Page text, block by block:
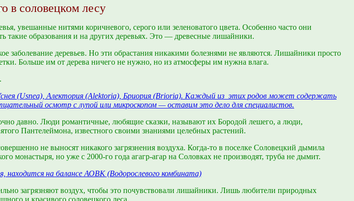
в соловецком лесу
увешанные нитями коричневого, серого или зеленоватого цвета. Особенно часто они
образования и на других деревьях. Это — древесные лишайники.
деревьев. Но эти обрастания никакими болезнями не являются. Лишайники просто
Больше им от дерева ничего не нужно, но из атмосферы им нужна влага.
(Usnea), Алектория (Alektoria), Бриория (Brioria). Каждый из этих родов может содержать
осмотр с лупой или микроскопом — оставим это дело для специалистов.
давно. Люди романтичные, любящие сказки, называют их Бородой лешего, а люди,
Пантелеймона, известного своими знаниями целебных растений.
не выносят никакого загрязнения воздуха. Когда-то в поселке Соловецкий дымила
монастыря, но уже с 2000-го года агагр-агар на Соловках не производят, труба не дымит.
находится на балансе АОВК (Водорослевого комбината)
загрязняют воздух, чтобы это почувствовали лишайники. Лишь любители природных
и красивого соловецкого леса.